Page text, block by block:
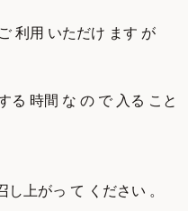
利用 いただけ ます が
る 時間 な の で 入る こと
上がっ て ください 。